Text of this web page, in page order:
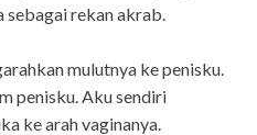
sebagai rekan akrab.
mulutnya ke penisku.
penisku. Aku sendiri
ke arah vaginanya.